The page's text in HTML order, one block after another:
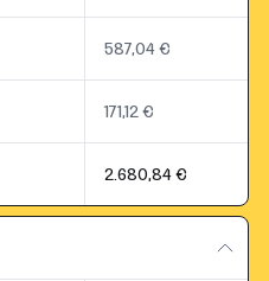
587,04 €
171,12 €
2.680,84 €